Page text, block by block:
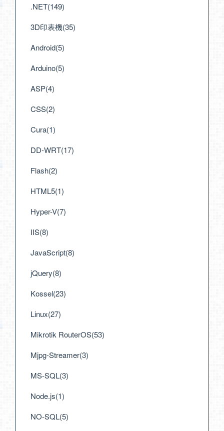
.NET(149)
3D印表機(35)
Android(5)
Arduino(5)
ASP(4)
CSS(2)
Cura(1)
DD-WRT(17)
Flash(2)
HTML5(1)
Hyper-V(7)
IIS(8)
JavaScript(8)
jQuery(8)
Kossel(23)
Linux(27)
Mikrotik RouterOS(53)
Mjpg-Streamer(3)
MS-SQL(3)
Node.js(1)
NO-SQL(5)